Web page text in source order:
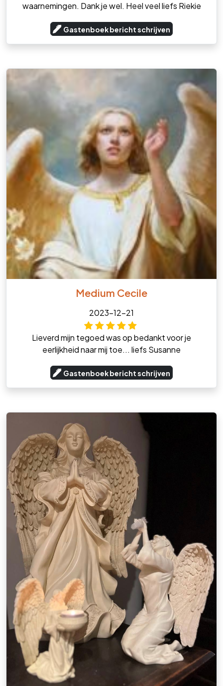
waarnemingen. Dank je wel. Heel veel liefs Riekie
Gastenboek bericht schrijven
Medium Cecile
2023-12-21
Lieverd mijn tegoed was op bedankt voor je
eerlijkheid naar mij toe... liefs Susanne
Gastenboek bericht schrijven